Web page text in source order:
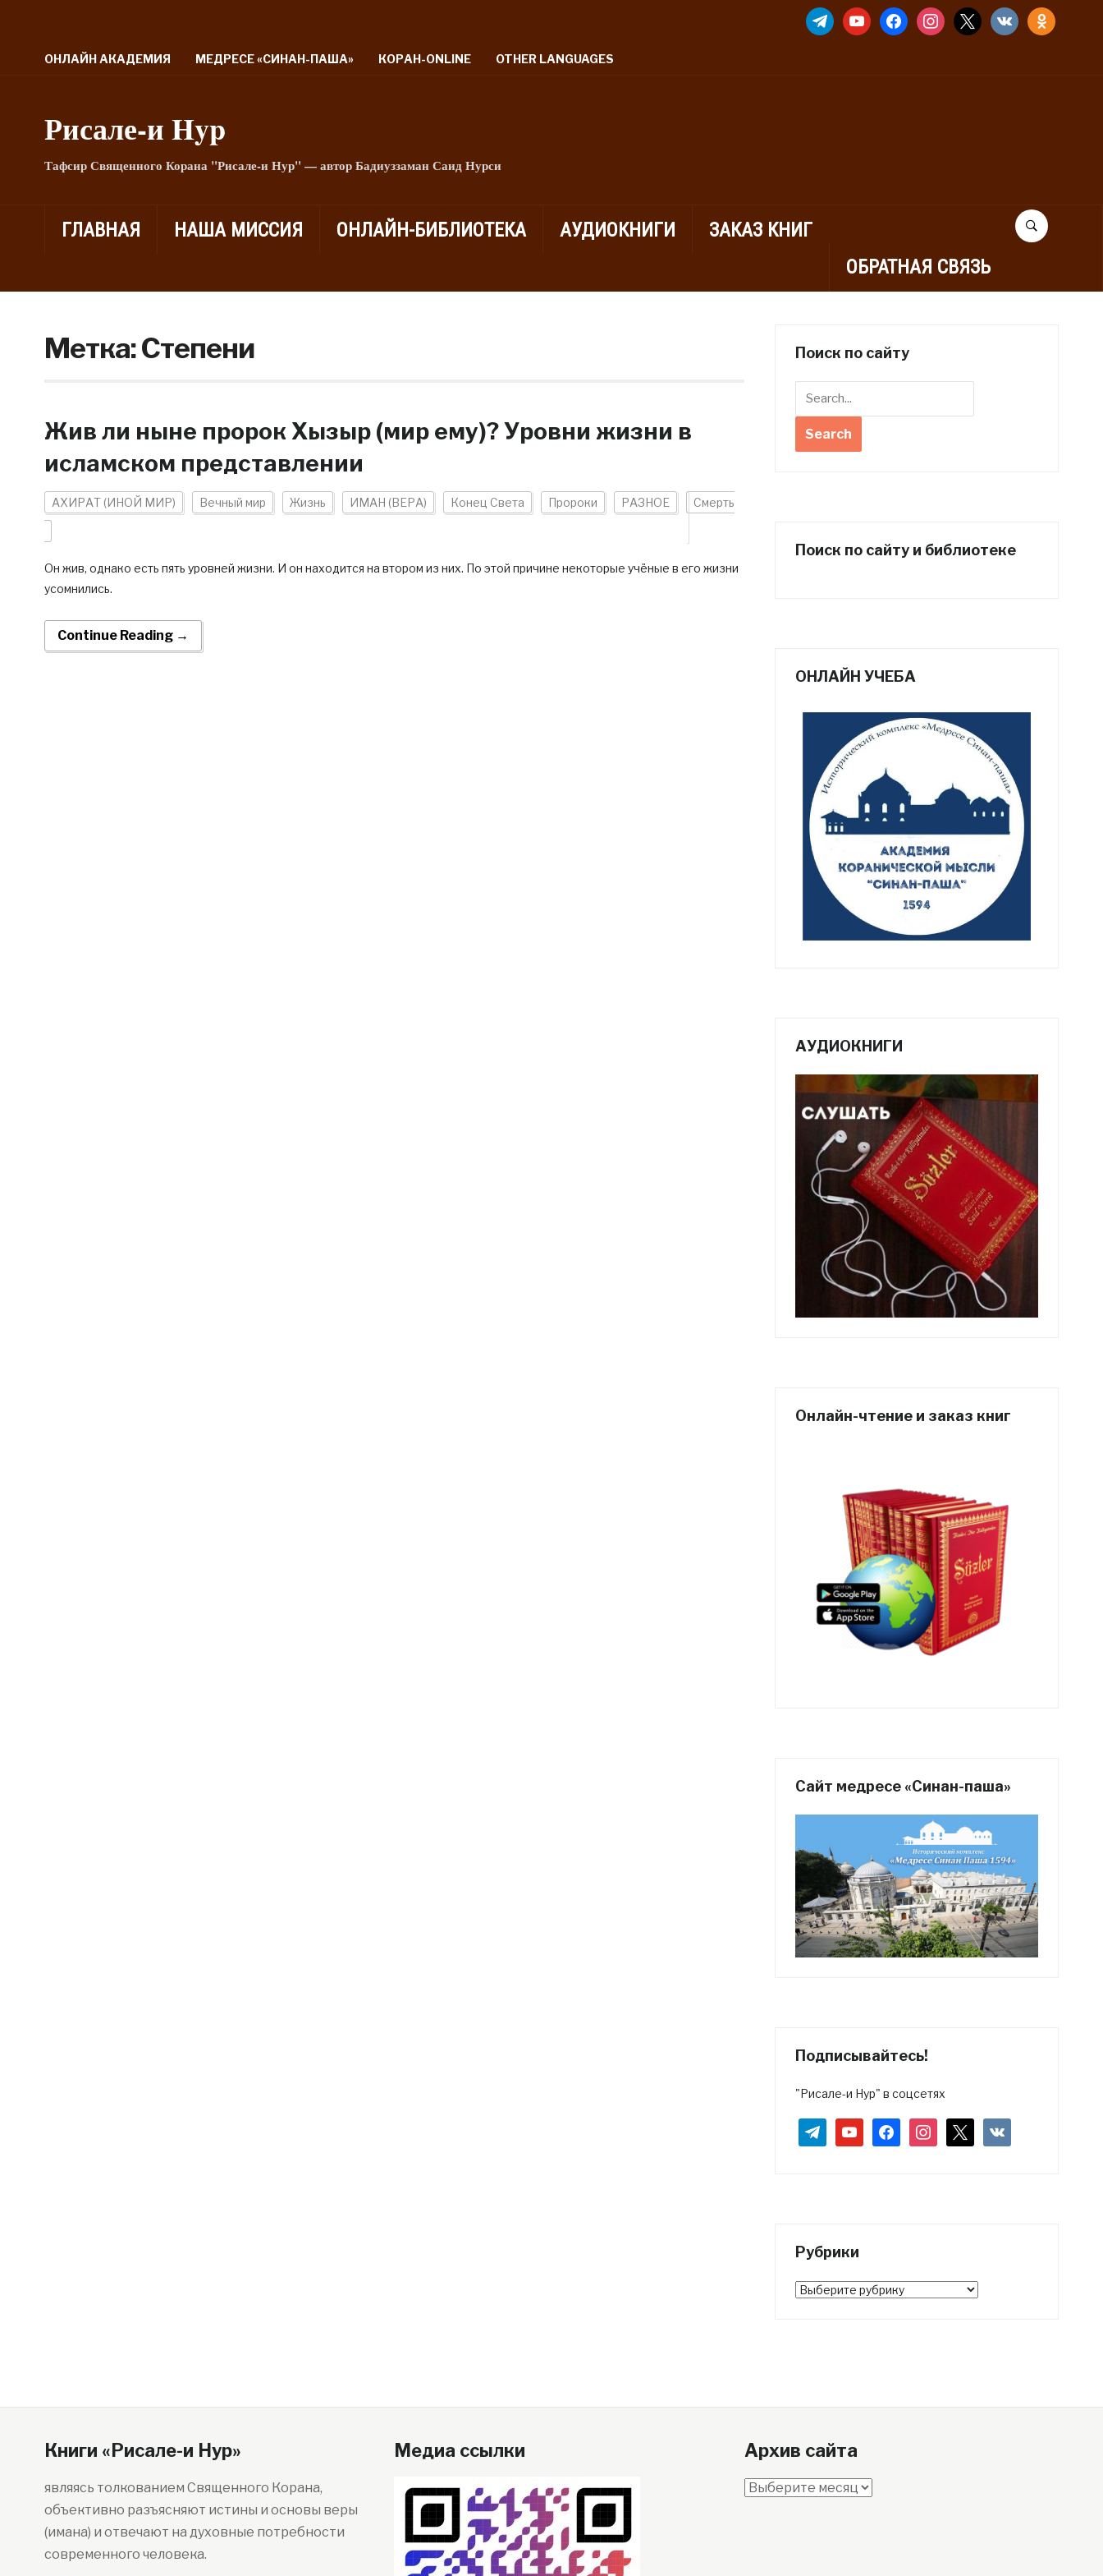
TELEGRAMYOUTUBEFACEBOOKINSTAGRAM
X VKONTAKTE
ОНЛАЙН АКАДЕМИЯ МЕДРЕСЕ «СИНАН-ПАША» КОРАН-ONLINE OTHER LANGUAGES
Рисале-и Hyp
Тафсир Священного Корана "Рисале-и Нур" — автор Бадиуззаман Саид Нурси
ГЛАВНАЯ НАША МИССИЯ ОНЛАЙН-БИБЛИОТЕКА АУДИОКНИГИ
ЗАКАЗ КНИГ
ОБРАТНАЯ СВЯЗЬ
Метка:Степени
Жив ли ныне пророк Хызыр (мир ему)? Уровни жизни в
исламском представлении
АХИРАТ (ИНОЙ МИР) Вечный мир Жизнь ИМАН (ВЕРА) Конец Света Пророки РАЗНОЕ Смерть
Он жив, однако есть пять уровней жизни. И он находится на втором из них. По этой причине некоторые учёные в его жизни
усомнились.
Continue Reading →
Поиск по сайту
Поиск по сайту и библиотеке
ОНЛАЙН УЧЕБА
АУДИОКНИГИ
Онлайн-чтение и заказ книг
Сайт медресе «Синан-паша»
Подписывайтесь!
"Рисале-и Нур" в соцсетях
telegramyoutubefacebookinstagram vkontakte
Рубрики
Рубрики
Книги «Рисале-и Нур»
являясь толкованием Священного Корана,
объективно разъясняют истины и основы веры
(имана) и отвечают на духовные потребности
современного человека.
Медиа ссылки Архив сайта
Архив